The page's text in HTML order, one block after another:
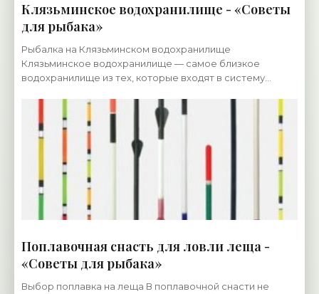
Клязьминское водохранилище - «Советы
для рыбака»
Рыбалка на Клязьминском водохранилище
Клязьминское водохранилище — самое близкое
водохранилище из тех, которые входят в систему
километров, средняя
Поплавочная снасть для ловли леща -
«Советы для рыбака»
Выбор поплавка на леща В поплавочной снасти не